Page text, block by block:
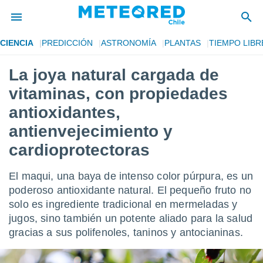
de
por
la
que se
calidad.
a este
y
forma
digital
CIENCIA PREDICCIÓN ASTRONOMÍA PLANTAS TIEMPO
La joya natural cargada de
vitaminas, con propiedades
antioxidantes,
antienvejecimiento y
cardioprotectoras
El maqui, una baya de intenso color púrpura, es un
poderoso antioxidante natural. El pequeño fruto no
solo es ingrediente tradicional en mermeladas y
jugos, sino también un potente aliado para la salud
gracias a sus polifenoles, taninos y antocianinas.